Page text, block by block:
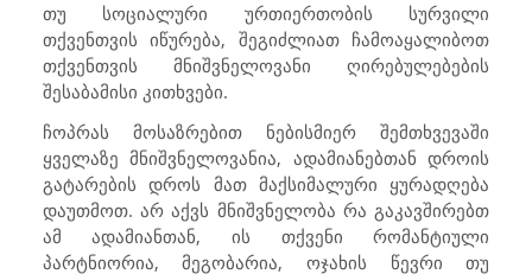
თუ სოციალური ურთიერთობის სურვილი
თქვენთვის იწურება, შეგიძლიათ ჩამოაყალიბოთ
თქვენთვის მნიშვნელოვანი ღირებულებების
შესაბამისი კითხვები.
ჩოპრას მოსაზრებით ნებისმიერ შემთხვევაში
ყველაზე მნიშვნელოვანია, ადამიანებთან დროის
გატარების დროს მათ მაქსიმალური ყურადღება
დაუთმოთ. არ აქვს მნიშვნელობა რა გაკავშირებთ
ამ ადამიანთან, ის თქვენი რომანტიული
პარტნიორია, მეგობარია, ოჯახის წევრი თუ